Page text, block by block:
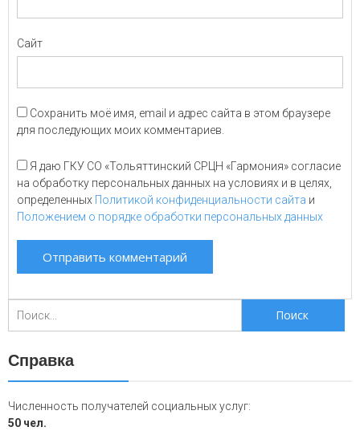
Сайт
Сохранить моё имя, email и адрес сайта в этом браузере
для последующих моих комментариев.
Я даю ГКУ СО «Тольяттинский СРЦН «Гармония» согласие
на обработку персональных данных на условиях и в целях,
определенных Политикой конфиденциальности сайта и
Положением о порядке обработки персональных данных
для:
Справка
Численность получателей социальных услуг:
50 чел.